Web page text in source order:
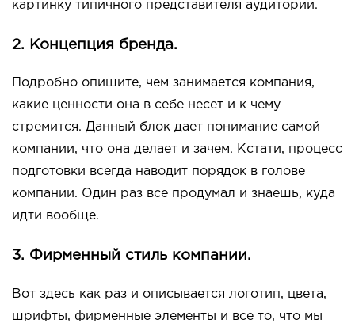
картинку типичного представителя аудитории.
2. Концепция бренда.
Подробно опишите, чем занимается компания,
какие ценности она в себе несет и к чему
стремится. Данный блок дает понимание самой
компании, что она делает и зачем. Кстати, процесс
подготовки всегда наводит порядок в голове
компании. Один раз все продумал и знаешь, куда
идти вообще.
3. Фирменный стиль компании.
Вот здесь как раз и описывается логотип, цвета,
шрифты, фирменные элементы и все то, что мы